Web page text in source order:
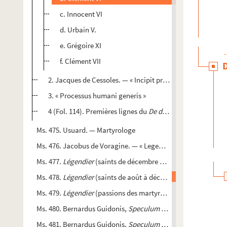
c. Innocent VI
d. Urbain V.
e. Grégoire XI
f. Clément VII
2. Jacques de Cessoles. — « Incipit prologus in librum
3. « Processus humani generis »
4 (Fol. 114). Premières lignes du De doctrina et modo
Ms. 475. Usuard. — Martyrologe
Ms. 476. Jacobus de Voragine. — « Legende sanctorum »
Ms. 477. Légendier(saints de décembre à août) vol. 1 sur 3
Ms. 478. Légendier(saints de août à décembre) vol. 2 sur 3
Ms. 479. Légendier(passions des martyrs dans l'ordre du
Ms. 480. Bernardus Guidonis, Speculum sanctorale
Ms. 481. Bernardus Guidonis, Speculum sanctorale , pars III-